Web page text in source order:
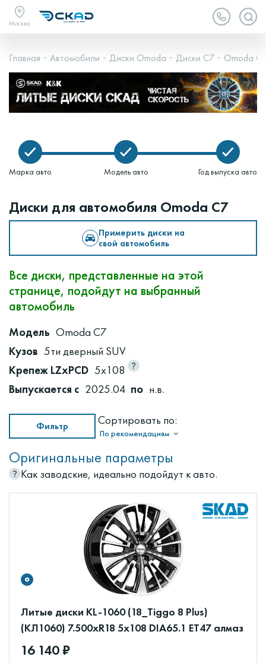
Москва
Главная Автомобили Диски Omoda Диски C7 Omoda
Марка авто Модель авто Год выпуска авто
Диски для автомобиля Omoda C7
Примерить диски на
свой автомобиль
Все диски, представленные на этой
странице, подойдут на выбранный
автомобиль
Модель Omoda C7
Кузов 5ти дверный SUV
Крепеж LZxPCD 5x108
Выпускается с 2025.04 по н.в.
Фильтр Сортировать по:
По рекомендациям
Оригинальные параметры
Как заводские, идеально подойдут к авто.
Литые диски KL-1060 (18_Tiggo 8 Plus)
(КЛ1060) 7.500xR18 5x108 DIA65.1 ET47 алмаз
16 140 ₽